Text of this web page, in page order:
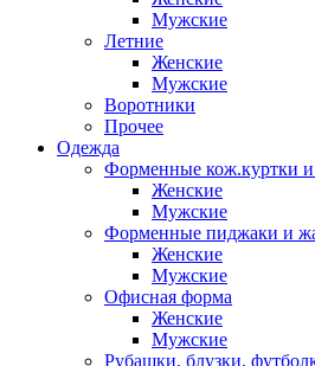
Мужские
Летние
Женские
Мужские
Воротники
Прочее
Одежда
Форменные кож.куртки
Женские
Мужские
Форменные пиджаки и
Женские
Мужские
Офисная форма
Женские
Мужские
Рубашки, блузки,